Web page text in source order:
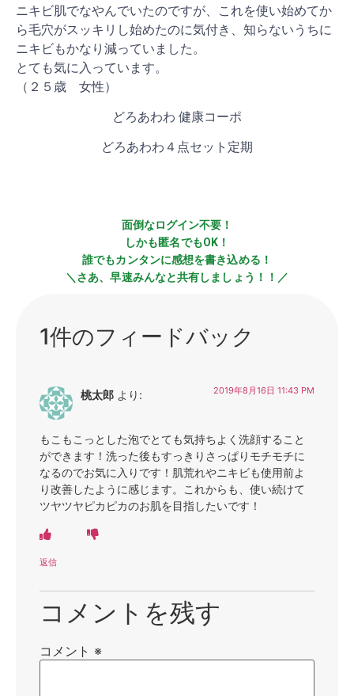
ニキビ肌でなやんでいたのですが、これを使い始めてか
ら毛穴がスッキリし始めたのに気付き、知らないうちに
ニキビもかなり減っていました。
とても気に入っています。
（２５歳 女性）
どろあわわ 健康コーポ
どろあわわ４点セット定期
面倒なログイン不要！
しかも匿名でもOK！
誰でもカンタンに感想を書き込める！
＼さあ、早速みんなと共有しましょう！！／
1件のフィードバック
桃太郎 より: 2019年8月16日 11:43 PM
もこもこっとした泡でとても気持ちよく洗顔すること
ができます！洗った後もすっきりさっぱりモチモチに
なるのでお気に入りです！肌荒れやニキビも使用前よ
り改善したように感じます。これからも、使い続けて
ツヤツヤピカピカのお肌を目指したいです！
返信
コメントを残す
コメント ※